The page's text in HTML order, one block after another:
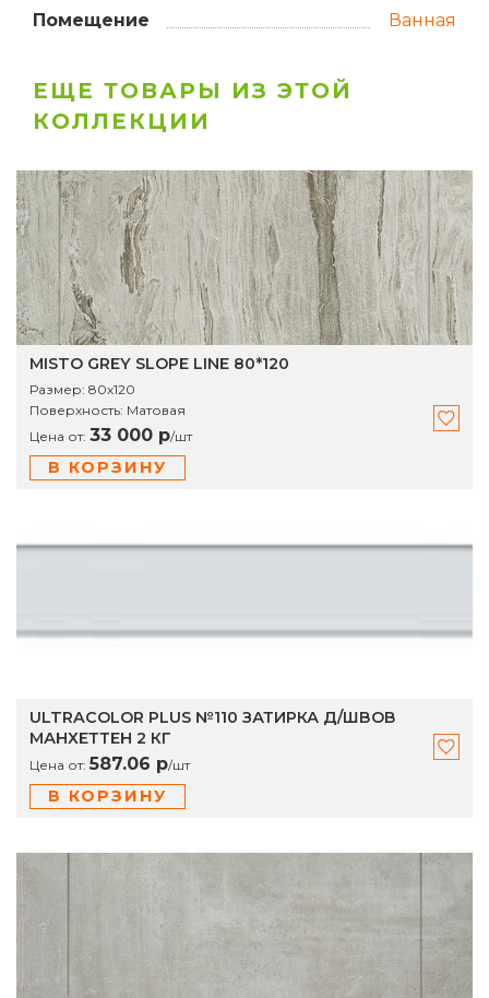
Помещение
Ванная
ЕЩЕ ТОВАРЫ ИЗ ЭТОЙ
КОЛЛЕКЦИИ
MISTO GREY SLOPE LINE 80*120
Размер: 80х120
Поверхность: Матовая
Цена от: 33 000 р/шт
В КОРЗИНУ
ULTRACOLOR PLUS №110 ЗАТИРКА Д/ШВОВ
МАНХЕТТЕН 2 КГ
Цена от: 587.06 р/шт
В КОРЗИНУ